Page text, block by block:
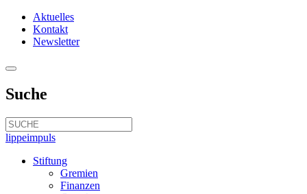
Aktuelles
Kontakt
Newsletter
Suche
lippeimpuls
Stiftung
Gremien
Finanzen